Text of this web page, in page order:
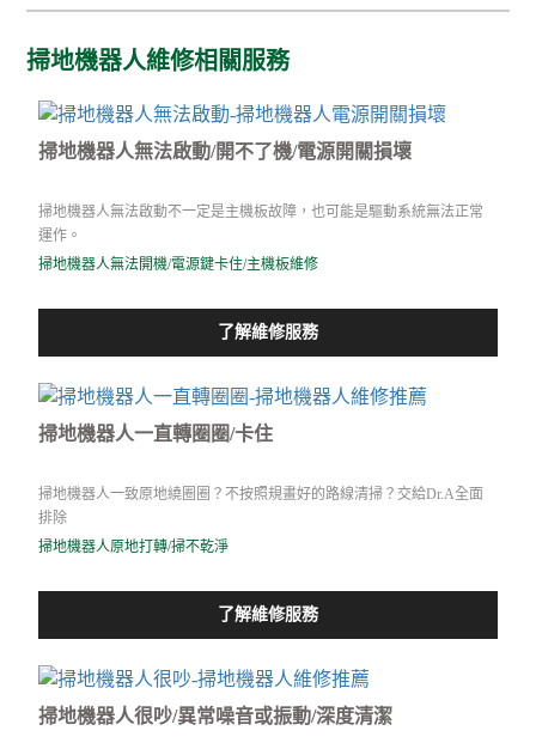
掃地機器人維修相關服務
掃地機器人無法啟動/開不了機/電源開關損壞
掃地機器人無法啟動不一定是主機板故障，也可能是驅動系統無法正常
運作。
掃地機器人無法開機/電源鍵卡住/主機板維修
了解維修服務
掃地機器人一直轉圈圈/卡住
掃地機器人一致原地繞圈圈？不按照規畫好的路線清掃？交給Dr.A全面
排除
掃地機器人原地打轉/掃不乾淨
了解維修服務
掃地機器人很吵/異常噪音或振動/深度清潔